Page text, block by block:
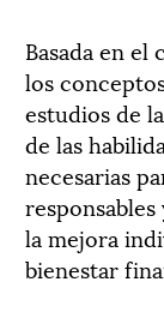
Basada en
los
estudios de
de las
necesarias
la mejora
bienestar